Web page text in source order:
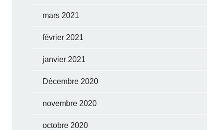
mars 2021
février 2021
janvier 2021
Décembre 2020
novembre 2020
octobre 2020